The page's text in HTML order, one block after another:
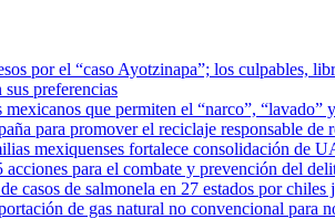
por el “caso Ayotzinapa”; los culpables,
sus preferencias
que permiten el “narco”, “lavado”
para promover el reciclaje responsable de
mexiquenses fortalece consolidación de
para el combate y prevención del
casos de salmonela en 27 estados por chiles
de gas natural no convencional para